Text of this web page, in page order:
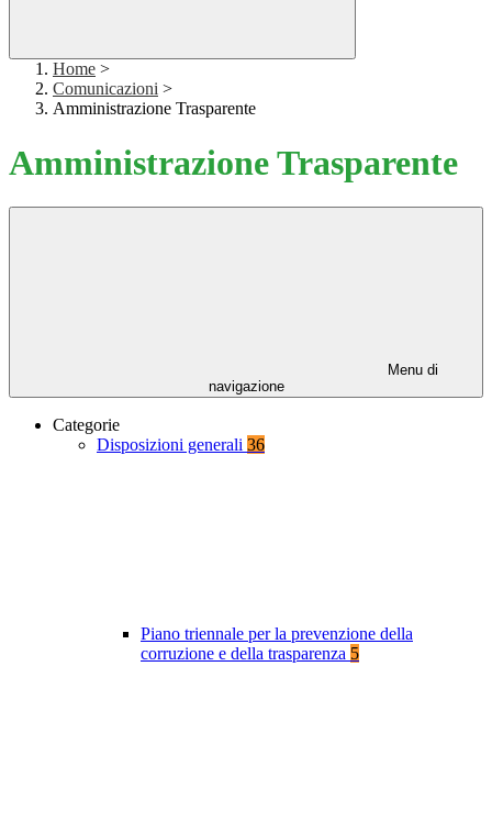
Home >
Comunicazioni >
Amministrazione Trasparente
Amministrazione Trasparente
Menu di
navigazione
Categorie
Disposizioni generali 36
Piano triennale per la prevenzione della
corruzione e della trasparenza 5